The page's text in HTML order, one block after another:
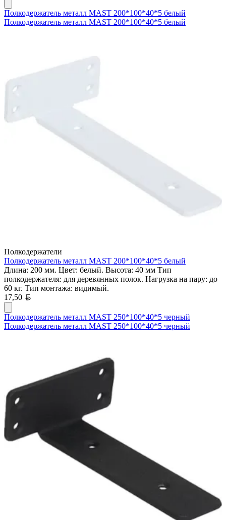
Полкодержатель металл MAST 200*100*40*5 белый
Полкодержатель металл MAST 200*100*40*5 белый
Полкодержатели
Полкодержатель металл MAST 200*100*40*5 белый
Длина: 200 мм. Цвет: белый. Высота: 40 мм Тип
полкодержателя: для деревянных полок. Нагрузка на пару: до
60 кг. Тип монтажа: видимый.
17,50
Полкодержатель металл MAST 250*100*40*5 черный
Полкодержатель металл MAST 250*100*40*5 черный